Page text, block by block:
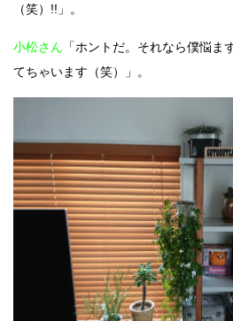
（笑）!!」。
小松さん 「ホントだ。それなら僕悩ま
てちゃいます（笑）」。